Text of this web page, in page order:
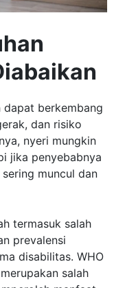
dapat berkembang
dan risiko
nyeri mungkin
jika penyebabnya
muncul dan
termasuk salah
prevalensi
disabilitas. WHO
salah